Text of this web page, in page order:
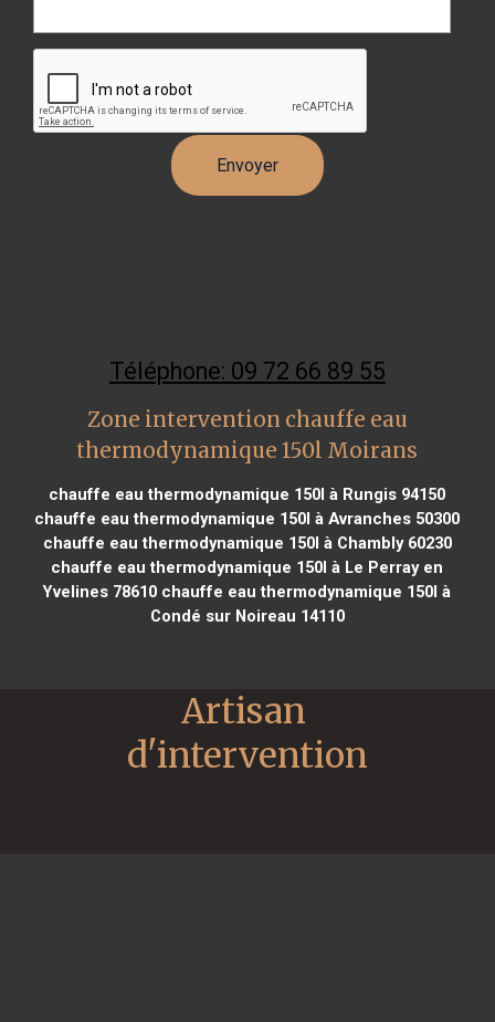
Téléphone: 09 72 66 89 55
Zone intervention chauffe eau
thermodynamique 150l Moirans
chauffe eau thermodynamique 150l à Rungis 94150
chauffe eau thermodynamique 150l à Avranches 50300
chauffe eau thermodynamique 150l à Chambly 60230
chauffe eau thermodynamique 150l à Le Perray en
Yvelines 78610 chauffe eau thermodynamique 150l à
Condé sur Noireau 14110
Artisan
d'intervention